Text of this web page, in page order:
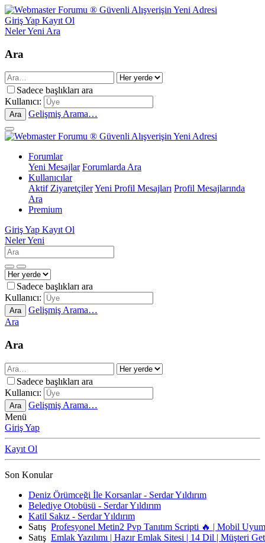
Giriş Yap Kayıt Ol
Neler Yeni Ara
Ara
Sadece başlıkları ara
Kullanıcı:
Ara Gelişmiş Arama…
Forumlar
Yeni Mesajlar Forumlarda Ara
Kullanıcılar
Aktif ZiyaretçilerYeni Profil Mesajları Profil Mesajlarında
Ara
Premium
Giriş Yap Kayıt Ol
Neler Yeni
Sadece başlıkları ara
Kullanıcı:
Ara
Gelişmiş Arama…
Ara
Ara
Sadece başlıkları ara
Kullanıcı:
Ara
Gelişmiş Arama…
Menü
Giriş Yap
Kayıt Ol
Son Konular
Deniz Örümceği İle Korsanlar - Serdar Yıldırım
Belediye Otobüsü - Serdar Yıldırım
Katil Sakız - Serdar Yıldırım
Satış Profesyonel Metin2 Pvp Tanıtım Scripti 🔥 | Mobil
Satış Emlak Yazılımı | Hazır Emlak Sitesi | 14 Dil | Müşteri